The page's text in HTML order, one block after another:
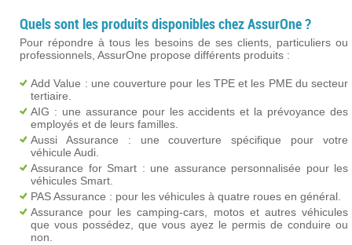
Quels sont les produits disponibles chez AssurOne ?
Pour répondre à tous les besoins de ses clients, particuliers ou
professionnels, AssurOne propose différents produits :
Add Value : une couverture pour les TPE et les PME du secteur
tertiaire.
AIG : une assurance pour les accidents et la prévoyance des
employés et de leurs familles.
Aussi Assurance : une couverture spécifique pour votre
véhicule Audi.
Assurance for Smart : une assurance personnalisée pour les
véhicules Smart.
PAS Assurance : pour les véhicules à quatre roues en général.
Assurance pour les camping-cars, motos et autres véhicules
que vous possédez, que vous ayez le permis de conduire ou
non.